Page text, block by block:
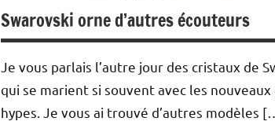
Swarovski orne d’autres écouteurs
Je vous parlais l’autre jour des cristaux de
qui se marient si souvent avec les nouveaux
hypes. Je vous ai trouvé d’autres modèles